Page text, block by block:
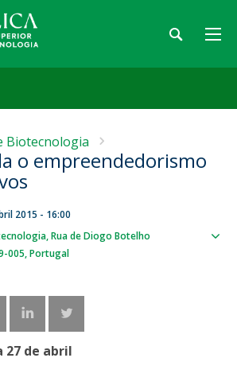
Biotecnologia
o empreendedorismo
2015 - 16:00
Rua de Diogo Botelho
005 Portugal
27 de abril